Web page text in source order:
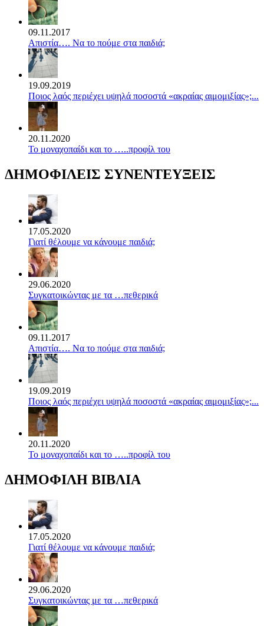
09.11.2017
Απιστία…. Να το πούμε στα παιδιά;
19.09.2019
Ποιος λαός περιέχει υψηλά ποσοστά «ακραίας αιμομιξίας»;...
20.11.2020
Το μοναχοπαίδι και το …..προφίλ του
ΔΗΜΟΦΙΛΕΙΣ ΣΥΝΕΝΤΕΥΞΕΙΣ
17.05.2020
Γιατί θέλουμε να κάνουμε παιδιά;
29.06.2020
Συγκατοικώντας με τα …πεθερικά
09.11.2017
Απιστία…. Να το πούμε στα παιδιά;
19.09.2019
Ποιος λαός περιέχει υψηλά ποσοστά «ακραίας αιμομιξίας»;...
20.11.2020
Το μοναχοπαίδι και το …..προφίλ του
ΔΗΜΟΦΙΛΗ ΒΙΒΛΙΑ
17.05.2020
Γιατί θέλουμε να κάνουμε παιδιά;
29.06.2020
Συγκατοικώντας με τα …πεθερικά